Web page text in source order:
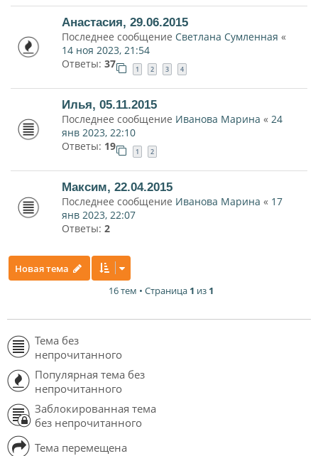
Анастасия, 29.06.2015
Последнее сообщение Светлана Сумленная «
14 ноя 2023, 21:54
Ответы: 37 1 2 3 4
Илья, 05.11.2015
Последнее сообщение Иванова Марина « 24
янв 2023, 22:10
Ответы: 19 1 2
Максим, 22.04.2015
Последнее сообщение Иванова Марина « 17
янв 2023, 22:07
Ответы: 2
Новая тема
16 тем • Страница 1 из 1
Тема без
непрочитанного
Популярная тема без
непрочитанного
Заблокированная тема
без непрочитанного
Тема перемещена